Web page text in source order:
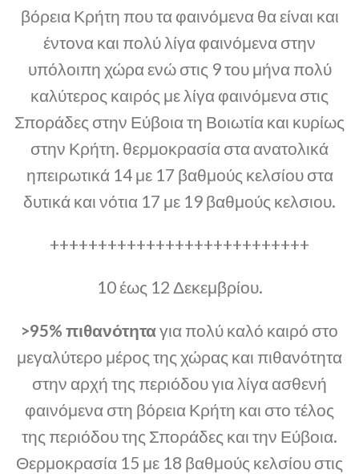
βόρεια Κρήτη που τα φαινόμενα θα είναι και
έντονα και πολύ λίγα φαινόμενα στην
υπόλοιπη χώρα ενώ στις 9 του μήνα πολύ
καλύτερος καιρός με λίγα φαινόμενα στις
Σποράδες στην Εύβοια τη Βοιωτία και κυρίως
στην Κρήτη. θερμοκρασία στα ανατολικά
ηπειρωτικά 14 με 17 βαθμούς κελσίου στα
δυτικά και νότια 17 με 19 βαθμούς κελσιου.
+++++++++++++++++++++++++++
10 έως 12 Δεκεμβρίου.
>95% πιθανότηταγια πολύ καλό καιρό στο
μεγαλύτερο μέρος της χώρας και πιθανότητα
στην αρχή της περιόδου για λίγα ασθενή
φαινόμενα στη βόρεια Κρήτη και στο τέλος
της περιόδου της Σποράδες και την Εύβοια.
Θερμοκρασία 15 με 18 βαθμούς κελσίου στις